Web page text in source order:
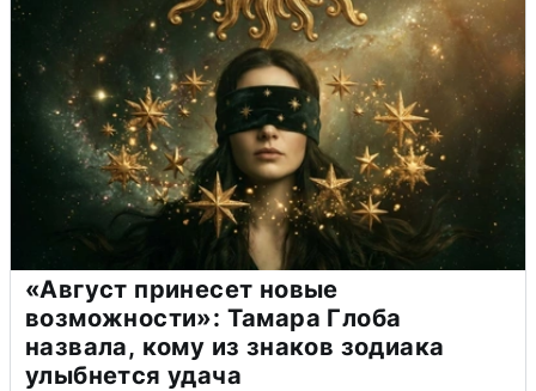
«Август принесет новые
возможности»: Тамара Глоба
назвала, кому из знаков зодиака
улыбнется удача